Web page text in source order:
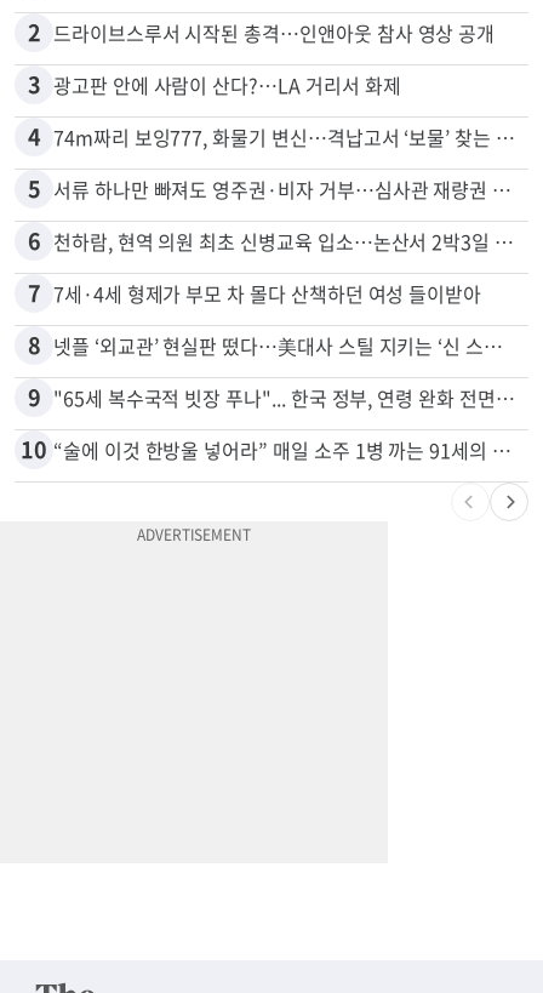
1 신호위반 후 달아난 배달기사…경찰 잠복해 잡고보니 ‘반전’
2 드라이브스루서 시작된 총격…인앤아웃 참사 영상 공개
3 광고판 안에 사람이 산다?…LA 거리서 화제
4 74m짜리 보잉777, 화물기 변신…격납고서 ‘보물’ 찾는 인천공항
5 서류 하나만 빠져도 영주권·비자 거부…심사관 재량권 대폭 확대
6
7 7세·4세 형제가 부모 차 몰다 산책하던 여성 들이받아
8 넷플 ‘외교관’ 현실판 떴다…美대사 스틸 지키는 ‘신 스틸러’
9 "65세 복수국적 빗장 푸나"... 한국 정부, 연령 완화 전면 추진
“술에 이것 한방울 넣어라” 매일 소주 1병 까는 91세의 철칙